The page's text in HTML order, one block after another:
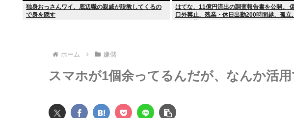
独身おっさんワイ、底辺職の親戚が説教してくるの
で身を隠す
はてな、11億円流出の調査報告書を公開。 偽
口外禁止、残業・休日出勤200時間越、孤
ホーム 嫌儲
スマホが1個余ってるんだが、なんか活